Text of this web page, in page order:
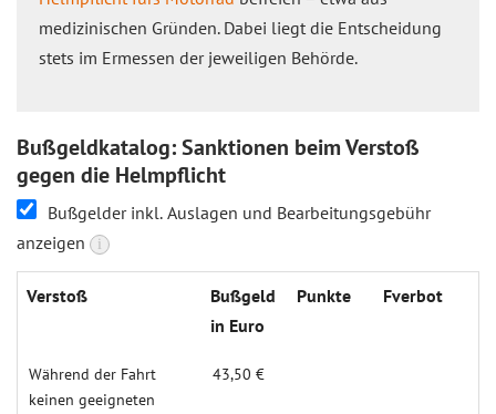
medizinischen Gründen. Dabei liegt die Entscheidung
stets im Ermessen der jeweiligen Behörde.
Bußgeldkatalog: Sanktionen beim Verstoß
gegen die Helmpflicht
Bußgelder inkl. Auslagen und Bearbeitungsgebühr
anzeigen
i
Verstoß
Bußgeld
in Euro
Punkte Fverbot
Während der Fahrt
keinen geeigneten
43,50 €